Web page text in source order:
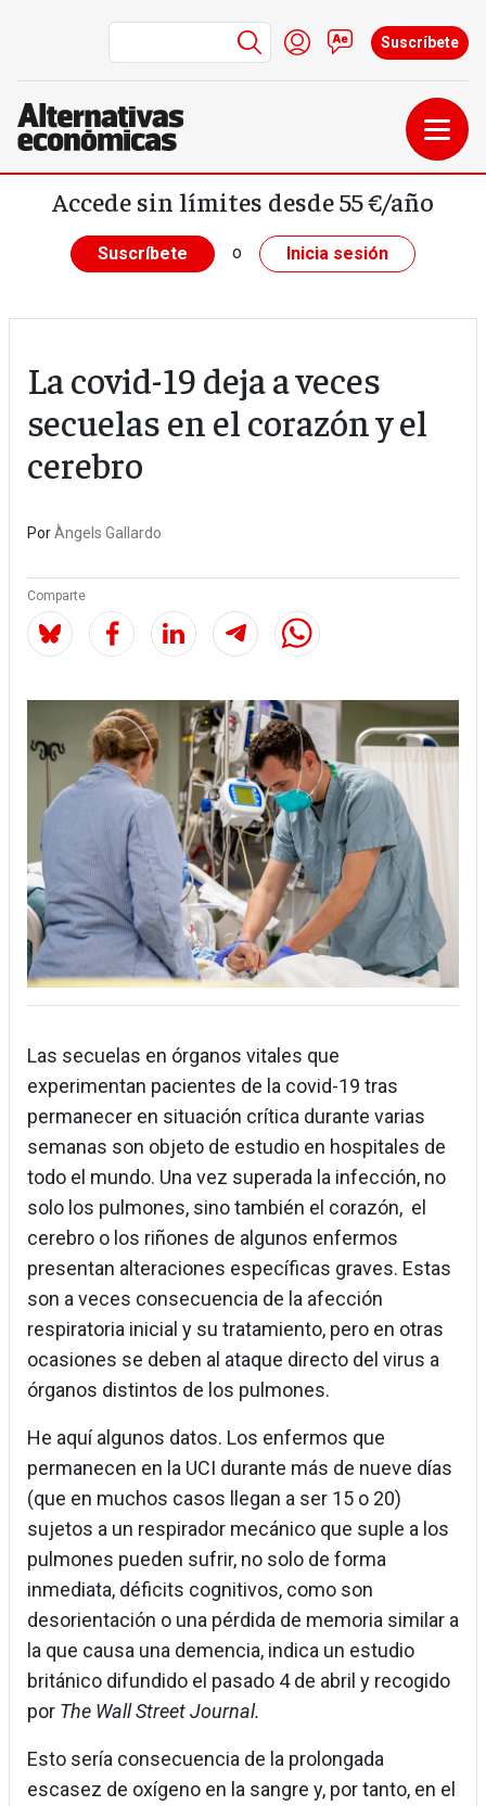
Pasar al contenido principal
Menú de cuenta de
Iniciar sesión
Contacto
Suscríbete
Accede sin límites desde 55 €/año
Suscríbete o Inicia sesión
La covid-19 deja a veces
secuelas en el corazón y el
cerebro
PorÀngels Gallardo
Comparte
Las secuelas en órganos vitales que
experimentan pacientes de la covid-19 tras
permanecer en situación crítica durante varias
semanas son objeto de estudio en hospitales de
todo el mundo. Una vez superada la infección, no
solo los pulmones, sino también el corazón, el
cerebro o los riñones de algunos enfermos
presentan alteraciones específicas graves. Estas
son a veces consecuencia de la afección
respiratoria inicial y su tratamiento, pero en otras
ocasiones se deben al ataque directo del virus a
órganos distintos de los pulmones.
He aquí algunos datos. Los enfermos que
permanecen en la UCI durante más de nueve días
(que en muchos casos llegan a ser 15 o 20)
sujetos a un respirador mecánico que suple a los
pulmones pueden sufrir, no solo de forma
inmediata, déficits cognitivos, como son
desorientación o una pérdida de memoria similar a
la que causa una demencia, indica un estudio
británico difundido el pasado 4 de abril y recogido
por The Wall Street Journal.
Esto sería consecuencia de la prolongada
escasez de oxígeno en la sangre y, por tanto, en el